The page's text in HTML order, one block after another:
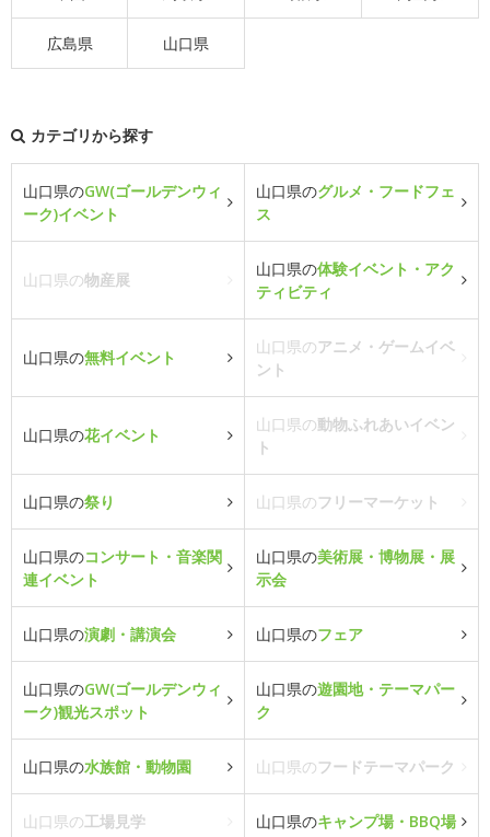
広島県 山口県
カテゴリから探す
山口県のGW(ゴールデンウィ
ーク)イベント
山口県のグルメ・フードフェ
ス
山口県の物産展
山口県の体験イベント・アク
ティビティ
山口県の無料イベント
山口県のアニメ・ゲームイベ
ント
山口県の花イベント
山口県の動物ふれあいイベン
ト
山口県の祭り 山口県のフリーマーケット
山口県のコンサート・音楽関
連イベント
山口県の美術展・博物展・展
示会
山口県の演劇・講演会 山口県のフェア
山口県のGW(ゴールデンウィ
ーク)観光スポット
山口県の遊園地・テーマパー
ク
山口県の水族館・動物園 山口県のフードテーマパーク
山口県の工場見学 山口県のキャンプ場・BBQ場